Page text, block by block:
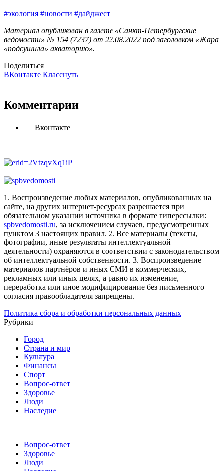
#экология #новости #дайджест
Материал опубликован в газете «Санкт-Петербургские
ведомости» № 154 (7237) от 22.08.2022 под заголовком «Жара
«подсушила» акваторию».
Поделиться
ВКонтакте Класснуть
Комментарии
Вконтакте
1. Воспроизведение любых материалов, опубликованных на
сайте, на других интернет-ресурсах разрешается при
обязательном указании источника в формате гиперссылки:
spbvedomosti.ru, за исключением случаев, предусмотренных
пунктом 3 настоящих правил. 2. Все материалы (тексты,
фотографии, иные результаты интеллектуальной
деятельности) охраняются в соответствии с законодательством
об интеллектуальной собственности. 3. Воспроизведение
материалов партнёров и иных СМИ в коммерческих,
рекламных или иных целях, а равно их изменение,
переработка или иное модифицирование без письменного
согласия правообладателя запрещены.
Политика сбора и обработки персональных данных
Рубрики
Город
Страна и мир
Культура
Финансы
Спорт
Вопрос-ответ
Здоровье
Люди
Наследие
Вопрос-ответ
Здоровье
Люди